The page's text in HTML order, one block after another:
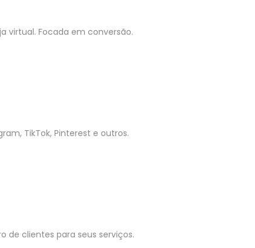
virtual. Focada em conversão.
TikTok, Pinterest e outros.
de clientes para seus serviços.